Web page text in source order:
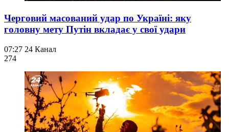
Черговий масований удар по Україні: яку
головну мету Путін вкладає у свої удари
07:27 24 Канал
274